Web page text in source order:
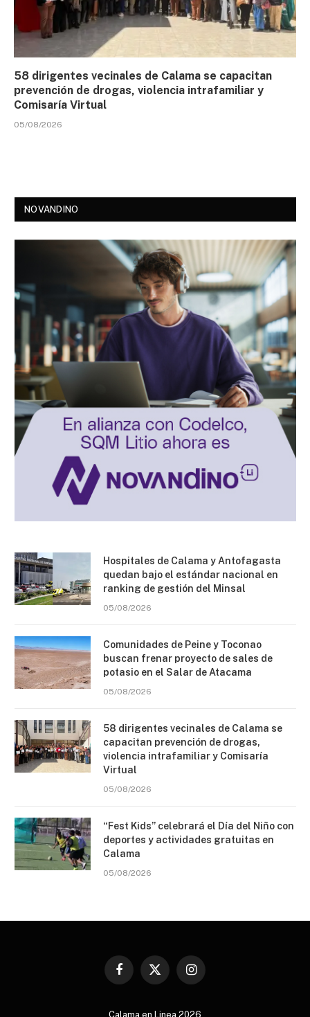
58 dirigentes vecinales de Calama se capacitan
prevención de drogas, violencia intrafamiliar y
Comisaría Virtual
05/08/2026
NOVANDINO
Hospitales de Calama y Antofagasta
quedan bajo el estándar nacional en
ranking de gestión del Minsal
05/08/2026
Comunidades de Peine y Toconao
buscan frenar proyecto de sales de
potasio en el Salar de Atacama
05/08/2026
58 dirigentes vecinales de Calama se
capacitan prevención de drogas,
violencia intrafamiliar y Comisaría
Virtual
05/08/2026
“Fest Kids” celebrará el Día del Niño con
deportes y actividades gratuitas en
Calama
05/08/2026
Facebook
X
Instagram
Calama en Linea 2026